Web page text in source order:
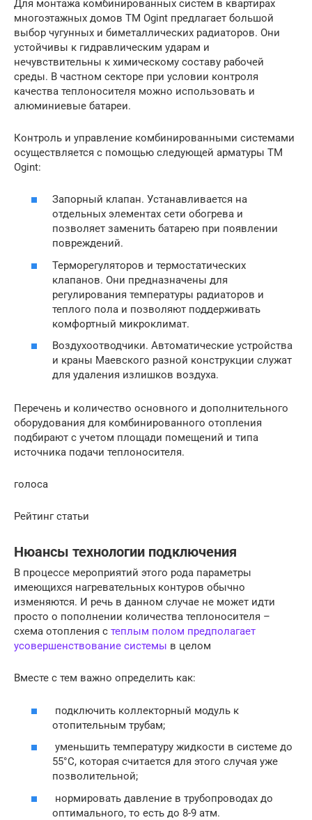
Для монтажа комбинированных систем в квартирах
многоэтажных домов ТМ Ogint предлагает большой
выбор чугунных и биметаллических радиаторов. Они
устойчивы к гидравлическим ударам и
нечувствительны к химическому составу рабочей
среды. В частном секторе при условии контроля
качества теплоносителя можно использовать и
алюминиевые батареи.
Контроль и управление комбинированными системами
осуществляется с помощью следующей арматуры ТМ
Ogint:
Запорный клапан. Устанавливается на
отдельных элементах сети обогрева и
позволяет заменить батарею при появлении
повреждений.
Терморегуляторов и термостатических
клапанов. Они предназначены для
регулирования температуры радиаторов и
теплого пола и позволяют поддерживать
комфортный микроклимат.
Воздухоотводчики. Автоматические устройства
и краны Маевского разной конструкции служат
для удаления излишков воздуха.
Перечень и количество основного и дополнительного
оборудования для комбинированного отопления
подбирают с учетом площади помещений и типа
источника подачи теплоносителя.
голоса
Рейтинг статьи
Нюансы технологии подключения
В процессе мероприятий этого рода параметры
имеющихся нагревательных контуров обычно
изменяются. И речь в данном случае не может идти
просто о пополнении количества теплоносителя –
схема отопления с теплым полом предполагает
усовершенствование системы в целом
Вместе с тем важно определить как:
подключить коллекторный модуль к
отопительным трубам;
уменьшить температуру жидкости в системе до
55°С, которая считается для этого случая уже
позволительной;
нормировать давление в трубопроводах до
оптимального, то есть до 8-9 атм.